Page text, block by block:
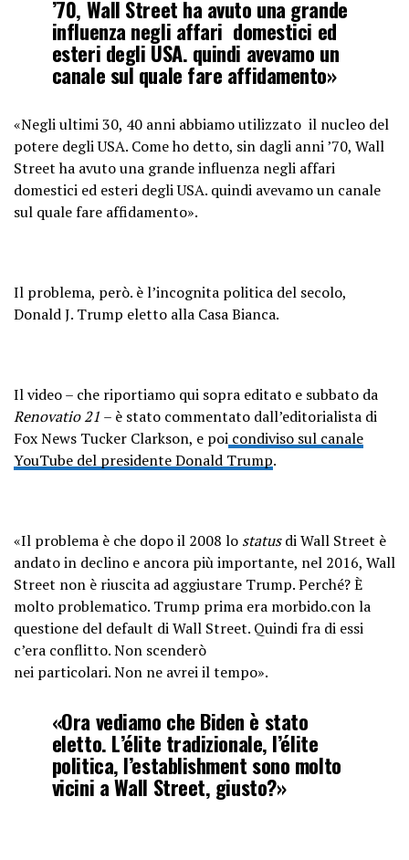
’70, Wall Street ha avuto una grande
influenza negli affari domestici ed
esteri degli USA. quindi avevamo un
canale sul quale fare affidamento»
«Negli ultimi 30, 40 anni abbiamo utilizzato il nucleo del
potere degli USA. Come ho detto, sin dagli anni ’70, Wall
Street ha avuto una grande influenza negli affari
domestici ed esteri degli USA. quindi avevamo un canale
sul quale fare affidamento».
Il problema, però. è l’incognita politica del secolo,
Donald J. Trump eletto alla Casa Bianca.
Il video – che riportiamo qui sopra editato e subbato da
Renovatio 21 – è stato commentato dall’editorialista di
Fox News Tucker Clarkson, e poi condiviso sul canale
YouTube del presidente Donald Trump.
«Il problema è che dopo il 2008 lo statusdi Wall Street è
andato in declino e ancora più importante, nel 2016, Wall
Street non è riuscita ad aggiustare Trump. Perché? È
molto problematico. Trump prima era morbido.con la
questione del default di Wall Street. Quindi fra di essi
c’era conflitto. Non scenderò
nei particolari. Non ne avrei il tempo».
«Ora vediamo che Biden è stato
eletto. L’élite tradizionale, l’élite
politica, l’establishment sono molto
vicini a Wall Street, giusto?»